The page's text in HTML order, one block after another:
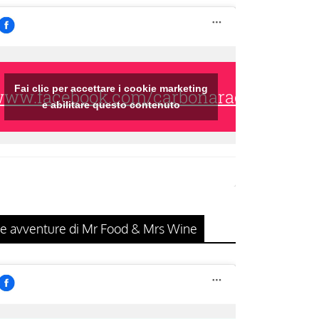
carbonaraclub/
Fai clic per accettare i cookie marketing
e abilitare questo contenuto
avventure di Mr Food & Mrs Wine